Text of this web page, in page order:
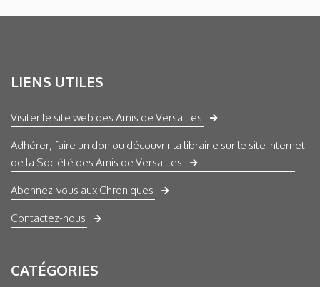
LIENS UTILES
Visiter le site web des Amis de Versailles
Adhérer, faire un don ou découvrir la librairie sur le site internet
de la Société des Amis de Versailles
Abonnez-vous aux Chroniques
Contactez-nous
CATÉGORIES